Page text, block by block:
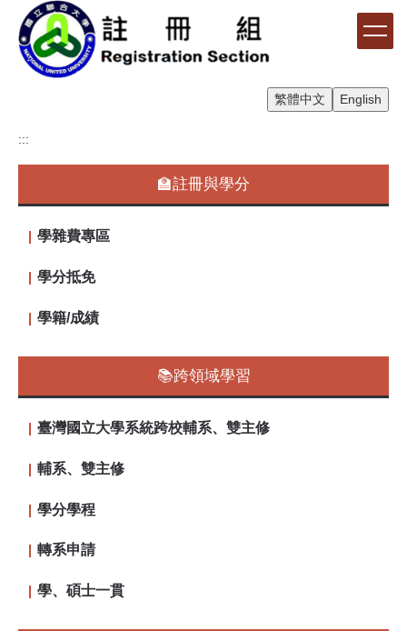
到
主
繁體中文 English
:::
🏫註冊與學分
學雜費專區
學分抵免
學籍/成績
📚跨領域學習
臺灣國立大學系統跨校輔系、雙主修
輔系、雙主修
學分學程
轉系申請
學、碩士一貫